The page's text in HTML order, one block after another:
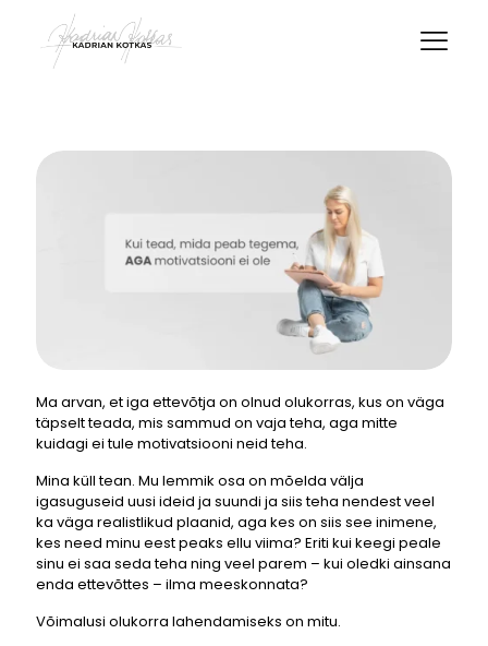
Ma arvan, et iga ettevõtja on olnud olukorras, kus on väga
täpselt teada, mis sammud on vaja teha, aga mitte
kuidagi ei tule motivatsiooni neid teha.
Mina küll tean. Mu lemmik osa on mõelda välja
igasuguseid uusi ideid ja suundi ja siis teha nendest veel
ka väga realistlikud plaanid, aga kes on siis see inimene,
kes need minu eest peaks ellu viima? Eriti kui keegi peale
sinu ei saa seda teha ning veel parem – kui oledki ainsana
enda ettevõttes – ilma meeskonnata?
Võimalusi olukorra lahendamiseks on mitu.